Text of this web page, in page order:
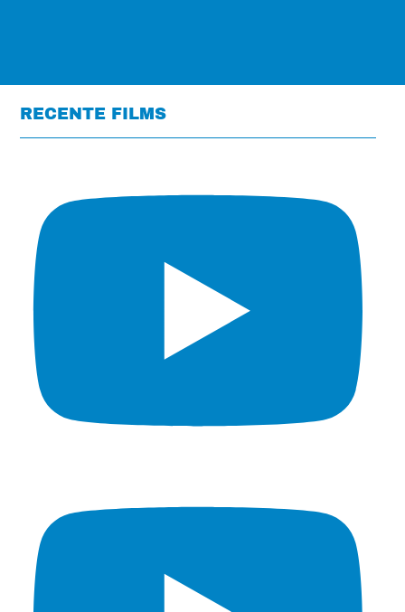
RECENTE FILMS